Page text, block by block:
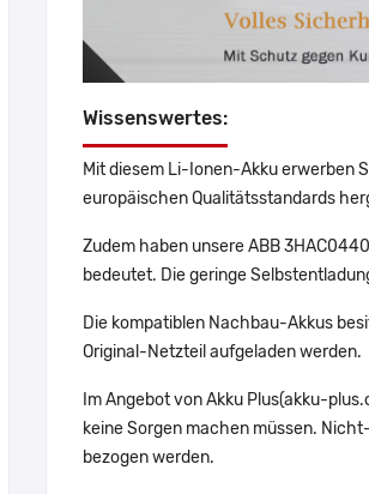
Wissenswertes:
Mit diesem Li-Ionen-Akku erwerben
europäischen Qualitätsstandards
Zudem haben unsere ABB
bedeutet. Die geringe
Die kompatiblen Nachbau-Akkus
Original-Netzteil aufgeladen werden.
Im Angebot von Akku Plus(akku-
keine Sorgen machen müssen.
bezogen werden.